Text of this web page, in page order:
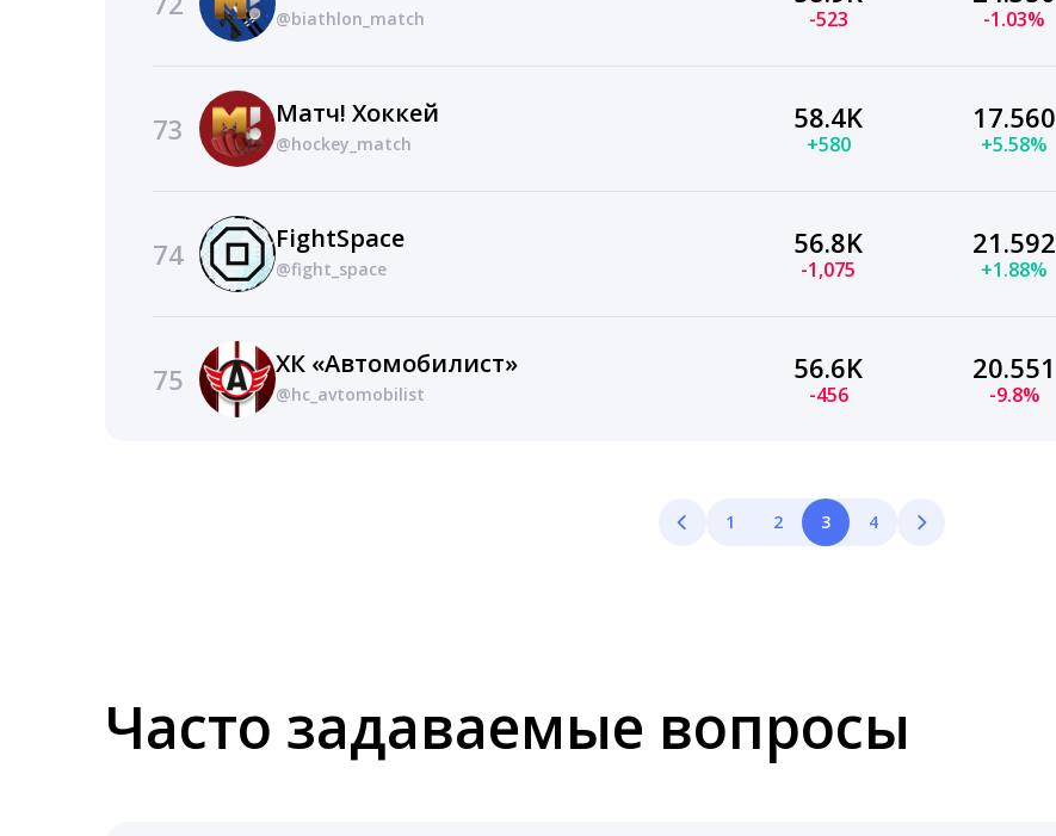
@biathlon_match -523 -1.03%
73 Матч! Хоккей
@hockey_match
58.4K
+580
17.560
+5.58%
74 FightSpace
@fight_space
56.8K
-1,075
21.592
+1.88%
75 ХК «Автомобилист»
@hc_avtomobilist
56.6K
-456
20.551
-9.8%
1 2 3 4
Часто задаваемые вопросы